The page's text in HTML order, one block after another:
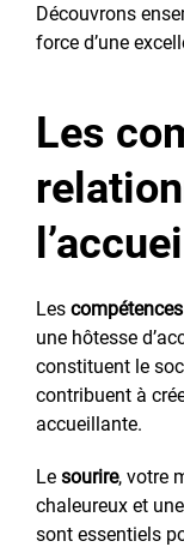
Découvrons
force d’une
Les
Les
une hôtesse
constituent le
contribuent à
accueillante.
Le sourire, votre
chaleureux et
sont essentiels